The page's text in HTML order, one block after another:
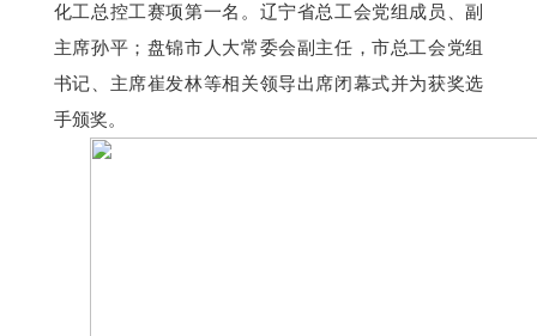
化工总控工赛项第一名。 辽宁省总工会党组 成员、副
主席孙平 ；盘锦市 人大常委会副主任，市总工会党组
书记、主席崔发林等相关领导出席闭幕式并为获奖选
手颁奖。